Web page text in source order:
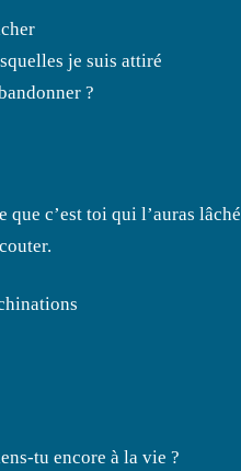
je suis attiré
?
que c’est toi qui l’auras lâché
tu encore à la vie ?